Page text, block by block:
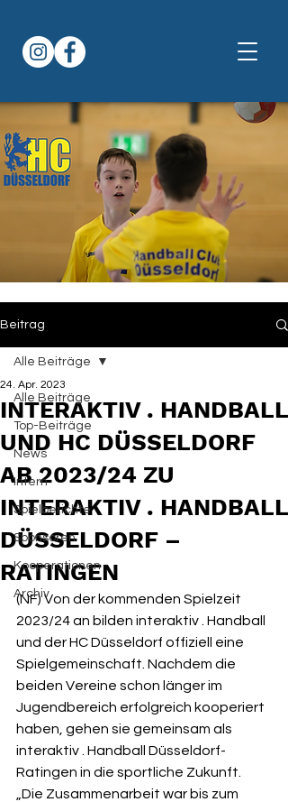
Beitrag
Alle Beiträge
Top-Beiträge
News
Intern
Spielberichte
Sponsoren
Kooperationen
Archiv
Alle Beiträge
INTERAKTIV . HANDBALL
UND HC DÜSSELDORF
AB 2023/24 ZU
INTERAKTIV . HANDBALL
DÜSSELDORF –
RATINGEN
24. Apr. 2023
(NF) Von der kommenden Spielzeit
2023/24 an bilden interaktiv . Handball
und der HC Düsseldorf offiziell eine
Spielgemeinschaft. Nachdem die
beiden Vereine schon länger im
Jugendbereich erfolgreich kooperiert
haben, gehen sie gemeinsam als
interaktiv . Handball Düsseldorf-
Ratingen in die sportliche Zukunft.
„Die Zusammenarbeit war bis zum